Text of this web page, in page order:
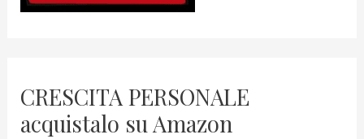
CRESCITA PERSONALE
acquistalo su Amazon